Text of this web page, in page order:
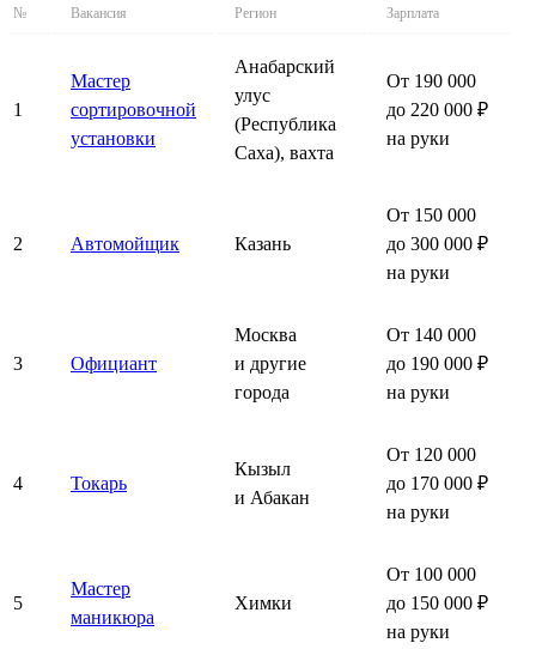
№ Вакансия Регион Зарплата
1
Мастер
сортировочной
установки
Анабарский
улус
(Республика
Саха), вахта
От 190 000
до 220 000 ₽
на руки
2 Автомойщик Казань
От 150 000
до 300 000 ₽
на руки
3 Официант
Москва
и другие
города
От 140 000
до 190 000 ₽
на руки
4 Токарь
Кызыл
и Абакан
От 120 000
до 170 000 ₽
на руки
5
Мастер
маникюра
Химки
От 100 000
до 150 000 ₽
на руки